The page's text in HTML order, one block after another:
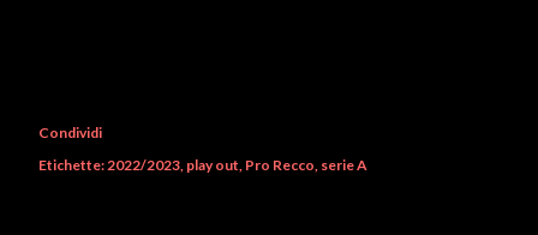
Condividi
Etichette:2022/2023 play out Pro Recco serie A